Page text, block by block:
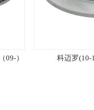
09-）
科迈罗(10-